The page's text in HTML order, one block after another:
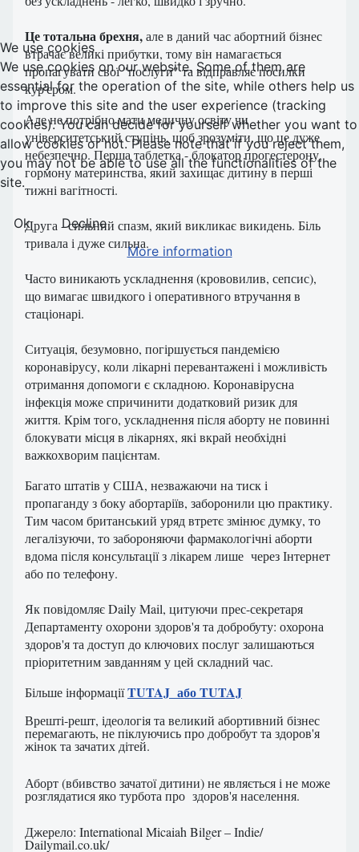
Це тотальна брехня,але в даний час абортний бізнес
втрачає великі прибутки, тому він намагається
пропагувати свої "послуги" та відправляє посилки
кур'єром.
Але не потрібно мати медичну освіту чи
університетський ступінь, щоб зрозуміти, що це дуже
небезпечно. Перша таблетка - блокатор прогестерону,
гормону материнства, який захищає дитину в перші
тижні вагітності.
Друга - сильний спазм, який викликає викидень. Біль
тривала і дуже сильна.
Часто виникають ускладнення (крововилив, сепсис),
що вимагає швидкого і оперативного втручання в
стаціонарі.
Ситуація, безумовно, погіршується пандемією
коронавірусу, коли лікарні перевантажені і можливість
отримання допомоги є складною. Коронавірусна
інфекція може спричинити додатковий ризик для
життя. Крім того, ускладнення після аборту не повинні
блокувати місця в лікарнях, які вкрай необхідні
важкохворим пацієнтам.
Багато штатів у США, незважаючи на тиск і
пропаганду з боку абортаріїв, заборонили цю практику.
Тим часом британський уряд втретє змінює думку, то
легалізуючи, то забороняючи фармакологічні аборти
вдома після консультації з лікарем лише через Інтернет
або по телефону.
Як повідомляє Daily Mail, цитуючи прес-секретаря
Департаменту охорони здоров'я та добробуту: охорона
здоров'я та доступ до ключових послуг залишаються
пріоритетним завданням у цей складний час.
Більше інформаціїTUTAJ абоTUTAJ
Врешті-решт, ідеологія та великий абортивний бізнес
перемагають, не піклуючись про добробут та здоров'я
жінок та зачатих дітей.
Аборт (вбивство зачатої дитини) не являється і не може
розглядатися яко турбота про здоров'я населення.
Джерело: International Micaiah Bilger – Indie/
Dailymail.co.uk/
We use cookies
We use cookies on our website. Some of them are
essential for the operation of the site, while others help us
to improve this site and the user experience (tracking
cookies). You can decide for yourself whether you want to
allow cookies or not. Please note that if you reject them,
you may not be able to use all the functionalities of the
site.
Ok
Decline
More information